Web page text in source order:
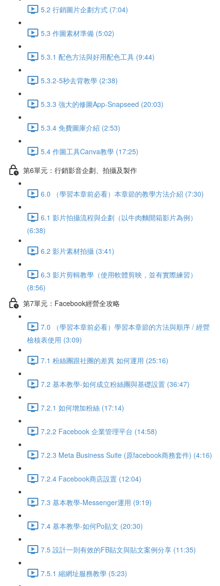
5.2 行銷圖片企劃方式 (7:04)
5.3 作圖素材準備 (5:02)
5.3.1 配色方法與好用配色工具 (9:44)
5.3.2-5秒去背教學 (2:38)
5.3.3 強大的修圖App-Snapseed (20:03)
5.3.4 免費圖庫介紹 (2:53)
5.4 作圖工具Canva教學 (17:25)
第6單元：行銷影音企劃、拍攝及製作
6.0 （學習本章前必看）本章節的教學方法介紹 (7:30)
6.1 影片拍攝流程與企劃（以牛肉麵開箱影片為例）
(6:38)
6.2 影片素材拍攝 (3:41)
6.3 影片剪輯教學（使用軟體剪映，並有實際練習）
(8:56)
第7單元：Facebook經營全攻略
7.0 （學習本章前必看）學習本章節的方法與順序 / 經營
檢核表使用 (3:09)
7.1 粉絲團跟社團的差異 如何運用 (25:16)
7.2 基本教學-如何成立粉絲團與基礎設置 (36:47)
7.2.1 如何增加粉絲 (17:14)
7.2.2 Facebook 企業管理平台 (14:58)
7.2.3 Meta Business Suite (原facebook商務套件) (4:16)
7.2.4 Facebook商店設置 (12:04)
7.3 基本教學-Messenger運用 (9:19)
7.4 基本教學-如何Po貼文 (20:30)
7.5 設計一則有效的FB貼文與貼文案例分享 (11:35)
7.5.1 縮網址服務教學 (5:23)